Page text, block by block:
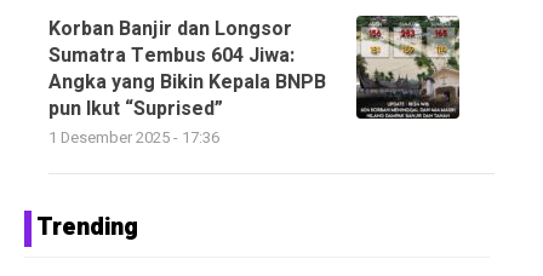
Korban Banjir dan Longsor
Sumatra Tembus 604 Jiwa:
Angka yang Bikin Kepala BNPB
pun Ikut “Suprised”
1 Desember 2025 - 17:36
Trending